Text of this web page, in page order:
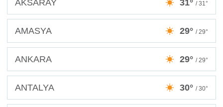
AKSARAY 31° / 31°
AMASYA 29° / 29°
ANKARA 29° / 29°
ANTALYA 30° / 30°